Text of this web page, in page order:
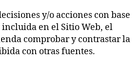
y/o acciones con base
en el Sitio Web, el
comprobar y contrastar la
con otras fuentes.